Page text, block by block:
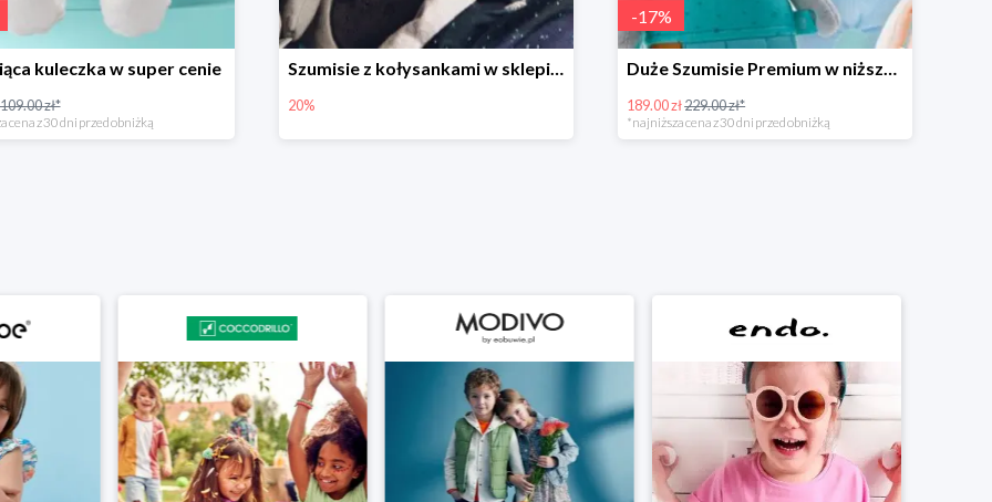
kuleczka w super cenie
109.00 zł*
cena z 30 dni przed obniżką
Szumisie z kołysankami w sklepie Szumisie -20%
20%
-17%
Duże Szumisie Premium w niższej cenie
189.00 zł229.00 zł*
*najniższa cena z 30 dni przed obniżką